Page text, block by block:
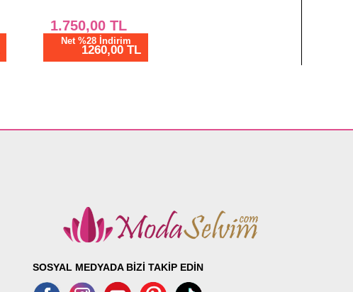
1.750,00 TL
Net %28 İndirim
1260,00 TL
SOSYAL MEDYADA BİZİ TAKİP EDİN